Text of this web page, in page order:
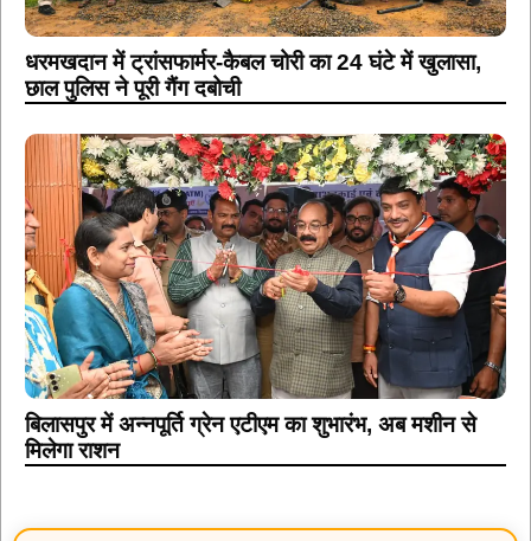
धरमखदान में ट्रांसफार्मर-कैबल चोरी का 24 घंटे में खुलासा,
छाल पुलिस ने पूरी गैंग दबोची
बिलासपुर में अन्नपूर्ति ग्रेन एटीएम का शुभारंभ, अब मशीन से
मिलेगा राशन